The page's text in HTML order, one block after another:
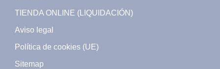
TIENDA ONLINE (LIQUIDACIÓN)
Aviso legal
Política de cookies (UE)
Sitemap